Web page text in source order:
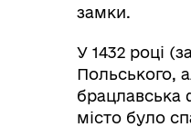
замки.
У 1432 році
Польського,
брацлавська
місто було